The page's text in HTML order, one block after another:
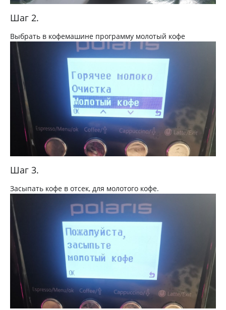
Шаг 2.
Выбрать в кофемашине программу молотый кофе
Шаг 3.
Засыпать кофе в отсек, для молотого кофе.